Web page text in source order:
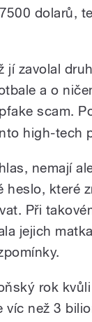
dolarů,
jí zavolal
a o
scam.
high-tech
nemají
které
Při
jejich
rok
víc než 3